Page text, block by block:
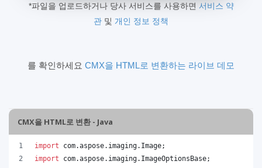
*파일을 업로드하거나 당사 서비스를 사용하면 서비스 약
관 및 개인 정보 정책
를 확인하세요 CMX을 HTML로 변환하는 라이브 데모
CMX을 HTML로 변환 - Java
import com.aspose. imaging. Image;
import
com.aspose. imaging. ImageOptionsBase;